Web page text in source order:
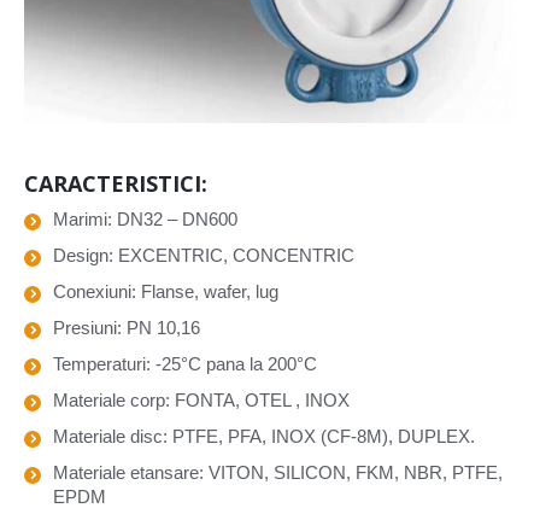
CARACTERISTICI:
Marimi: DN32 – DN600
Design: EXCENTRIC, CONCENTRIC
Conexiuni: Flanse, wafer, lug
Presiuni: PN 10,16
Temperaturi: -25°C pana la 200°C
Materiale corp: FONTA, OTEL , INOX
Materiale disc: PTFE, PFA, INOX (CF-8M), DUPLEX.
Materiale etansare: VITON, SILICON, FKM, NBR, PTFE,
EPDM